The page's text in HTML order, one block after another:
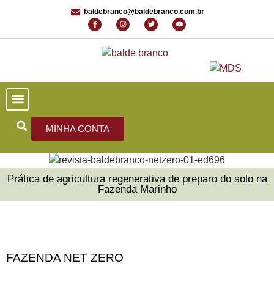
baldebranco@baldebranco.com.br
MINHA CONTA
Prática de agricultura regenerativa de preparo do solo na
Fazenda Marinho
FAZENDA NET ZERO